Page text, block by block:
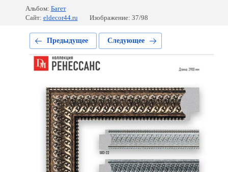
Альбом: Багет
Сайт: eldecor44.ru Изображение: 37/98
Предыдущее Следующее